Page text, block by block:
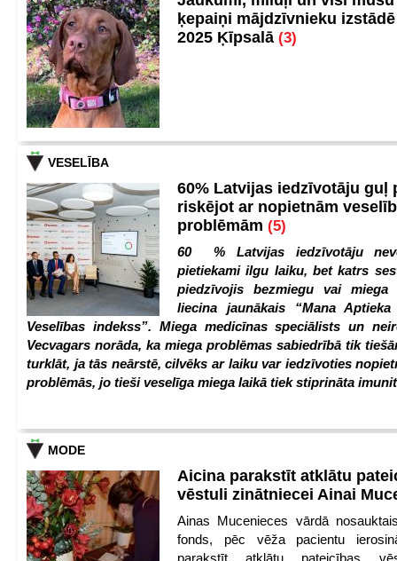
ķepaiņi mājdzīvnieku
2025 Ķīpsalā (3)
VESELĪBA
60% Latvijas iedzīvotāju guļ
riskējot ar nopietnām
problēmām (5)
60 % Latvijas iedzīvotāju
pietiekami ilgu laiku, bet katrs
piedzīvojis bezmiegu vai miega
liecina jaunākais “Mana
Veselības indekss”. Miega medicīnas speciālists un
Vecvagars norāda, ka miega problēmas sabiedrībā tik
turklāt, ja tās neārstē, cilvēks ar laiku var iedzīvoties
problēmās, jo tieši veselīga miega laikā tiek stiprināta
MODE
Aicina parakstīt atklātu
vēstuli zinātniecei Ainai
Ainas Mucenieces vārdā
fonds, pēc vēža pacientu
parakstīt atklātu pateicības